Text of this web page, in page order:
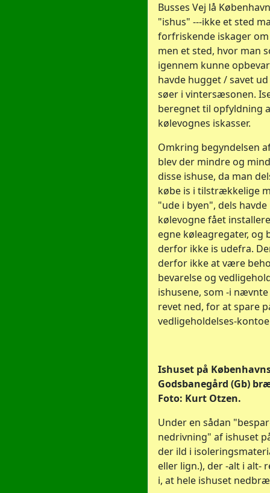
Busses Vej lå
"ishus" ---ikke et sted
forfriskende iskager
men et sted, hvor man
igennem kunne
havde hugget / savet
søer i vintersæsonen.
beregnet til opfyldning
kølevognes iskasser.
Omkring begyndelsen
blev der mindre og
disse ishuse, da man
købe is i tilstrækkelige
"ude i byen", dels
kølevogne fået
egne køleagregater, og
derfor ikke is udefra.
derfor ikke at være
bevarelse og
ishusene, som -i nævnte
revet ned, for at spare
vedligeholdelses-
Ishuset på
Godsbanegård (Gb)
Foto: Kurt Otzen.
Under en sådan
nedrivning" af ishuset
der ild i
eller lign.), der -alt i alt-
i, at hele ishuset